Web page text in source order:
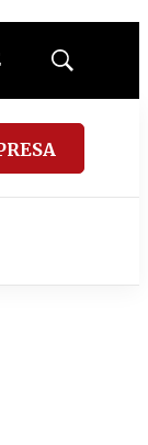
Mostrar